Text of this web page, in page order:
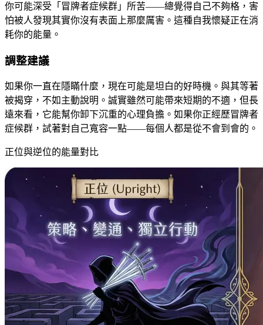
你可能深受「冒牌者症候群」所苦——總覺得自己不夠格，害
怕被人發現其實你沒有表面上那麼厲害。這種自我懷疑正在消
耗你的能量。
調整建議
如果你一直在隱瞞什麼，現在可能是坦白的好時機。與其等著
被揭穿，不如主動說明。誠實雖然可能帶來短期的不適，但長
遠來看，它能幫你卸下沉重的心理負擔。如果你正經歷冒牌者
症候群，試著對自己寬容一點——每個人都是從不會到會的。
正位與逆位的能量對比